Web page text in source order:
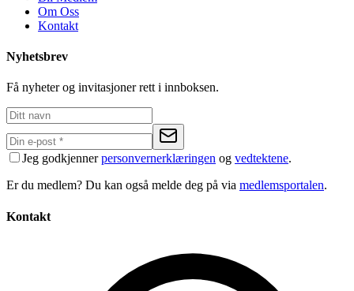
Om Oss
Kontakt
Nyhetsbrev
Få nyheter og invitasjoner rett i innboksen.
Jeg godkjenner personvernerklæringen og vedtektene.
Er du medlem? Du kan også melde deg på via medlemsportalen.
Kontakt